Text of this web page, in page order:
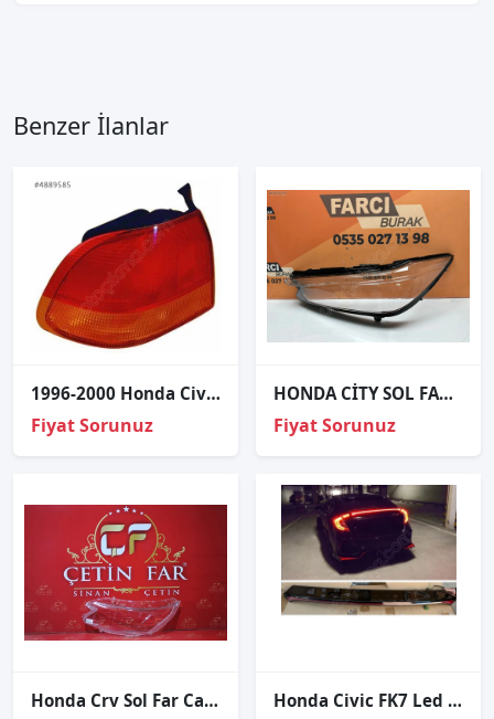
Benzer İlanlar
1996-2000 Honda Civic Sedan Sağ Dış Stop 217-1924R
Fiyat Sorunuz
HONDA CİTY SOL FAR CAMI SIFIR
Fiyat Sorunuz
Honda Crv Sol Far Cami Honda Civic FK7 Led Stop Spoıler Şerit Led 2016-2021